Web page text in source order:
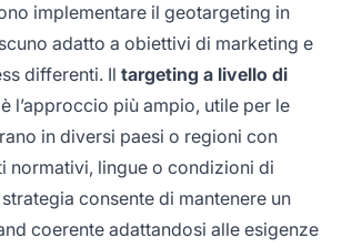
implementare il geotargeting in
adatto a obiettivi di marketing e
differenti. Il targeting a livello di
è l’approccio più ampio, utile per le
in diversi paesi o regioni con
normativi, lingue o condizioni di
consente di mantenere un
coerente adattandosi alle esigenze